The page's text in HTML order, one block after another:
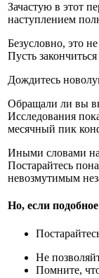
Зачастую в этот
наступлением
Безусловно, это
Пусть
Дождитесь
Обращали ли вы
Исследования
месячный пик
Иными словами
Постарайтесь
невозмутимым
Но, если
Не
Помните,